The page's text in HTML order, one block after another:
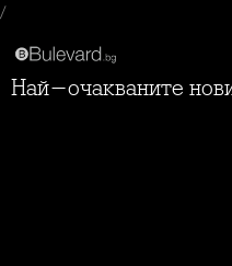
/
Най-очакваните